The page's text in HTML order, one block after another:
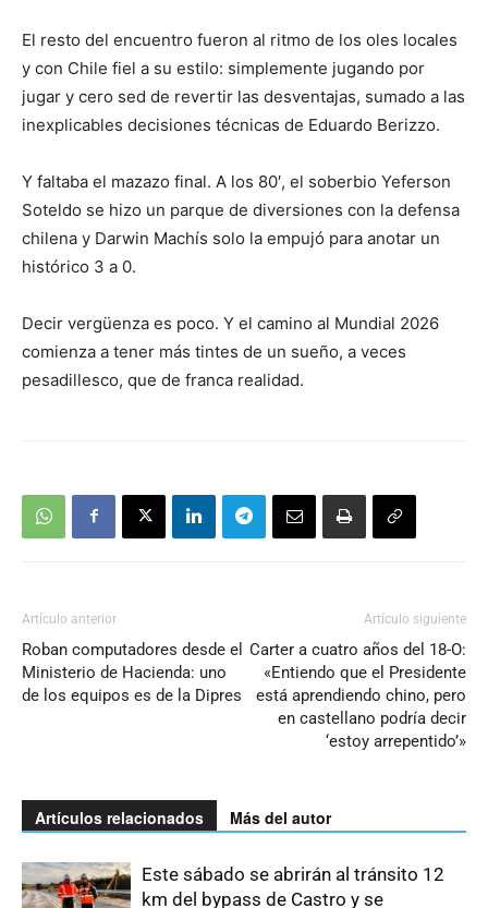
El resto del encuentro fueron al ritmo de los oles locales
y con Chile fiel a su estilo: simplemente jugando por
jugar y cero sed de revertir las desventajas, sumado a las
inexplicables decisiones técnicas de Eduardo Berizzo.
Y faltaba el mazazo final. A los 80′, el soberbio Yeferson
Soteldo se hizo un parque de diversiones con la defensa
chilena y Darwin Machís solo la empujó para anotar un
histórico 3 a 0.
Decir vergüenza es poco. Y el camino al Mundial 2026
comienza a tener más tintes de un sueño, a veces
pesadillesco, que de franca realidad.
Artículo anterior
Roban computadores desde el
Ministerio de Hacienda: uno
de los equipos es de la Dipres
Artículo siguiente
Carter a cuatro años del 18-O:
«Entiendo que el Presidente
está aprendiendo chino, pero
en castellano podría decir
‘estoy arrepentido’»
Artículos relacionados Más del autor
Este sábado se abrirán al tránsito 12
km del bypass de Castro y se